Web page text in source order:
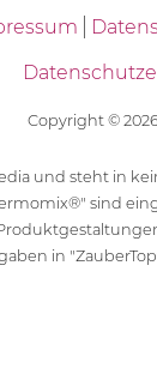
Copyright ©
und steht in
sind
in